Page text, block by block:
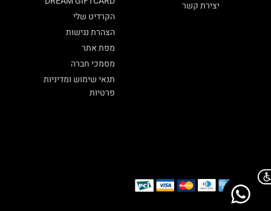
הקרדיט שלי
הצהרת נגישות
מפת אתר
מסמכי חברה
תנאי שימוש ומדיניות
פרטיות
יצירת קשר
Chat on WhatsApp